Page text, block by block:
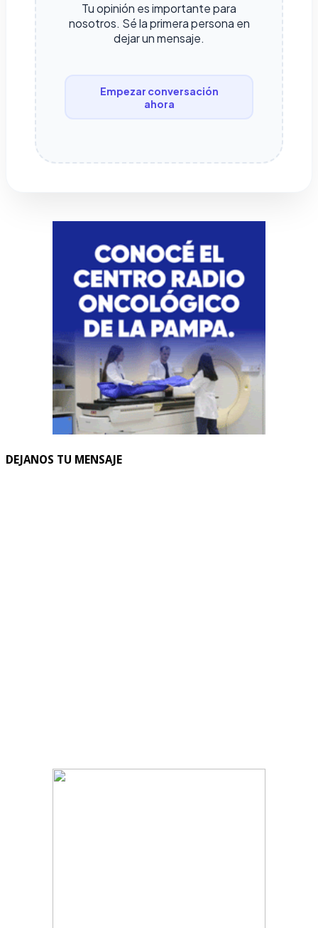
Tu opinión es importante para
nosotros. Sé la primera persona en
dejar un mensaje.
Empezar conversación
ahora
DEJANOS TU MENSAJE